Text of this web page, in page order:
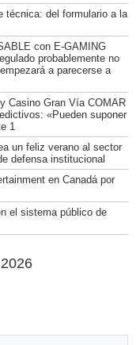
técnica: del formulario a la
con E-GAMING
probablemente no
a parecerse a
Casino Gran Vía COMAR
«Pueden suponer
1
un feliz verano al sector
defensa institucional
en Canadá por
el sistema público de